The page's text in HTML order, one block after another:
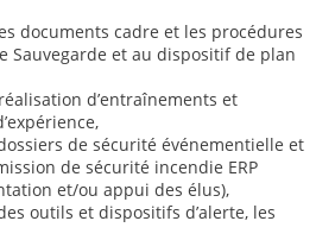
documents cadre et les procédures
Sauvegarde et au dispositif de plan
d’entraînements et
de sécurité événementielle et
de sécurité incendie ERP
et/ou appui des élus),
outils et dispositifs d’alerte, les